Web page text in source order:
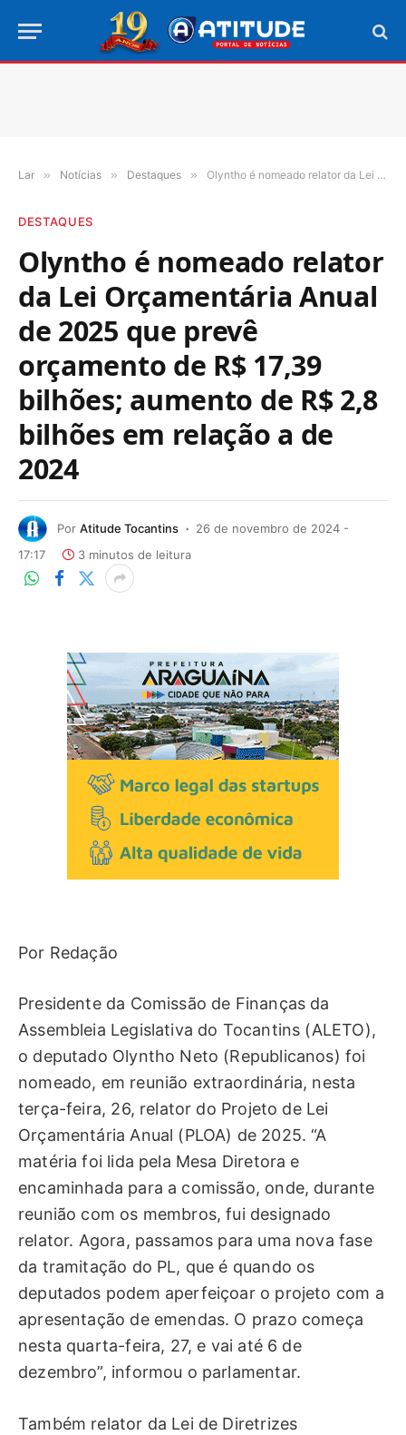
Lar » Notícias » Destaques » Olyntho é nomeado relator da Lei Orçamentária Anual de 2025 que prevê orçamento de R$ 17,39 bilhões; aumento de R$ 2,8 bilhões em relação a de 2024
DESTAQUES
Olyntho é nomeado relator
da Lei Orçamentária Anual
de 2025 que prevê
orçamento de R$ 17,39
bilhões; aumento de R$ 2,8
bilhões em relação a de
2024
Por Atitude Tocantins
26 de novembro de 2024 -
17:17
3 minutos de leitura
Por Redação
Presidente da Comissão de Finanças da
Assembleia Legislativa do Tocantins (ALETO),
o deputado Olyntho Neto (Republicanos) foi
nomeado, em reunião extraordinária, nesta
terça-feira, 26, relator do Projeto de Lei
Orçamentária Anual (PLOA) de 2025. “A
matéria foi lida pela Mesa Diretora e
encaminhada para a comissão, onde, durante
reunião com os membros, fui designado
relator. Agora, passamos para uma nova fase
da tramitação do PL, que é quando os
deputados podem aperfeiçoar o projeto com a
apresentação de emendas. O prazo começa
nesta quarta-feira, 27, e vai até 6 de
dezembro”, informou o parlamentar.
Também relator da Lei de Diretrizes